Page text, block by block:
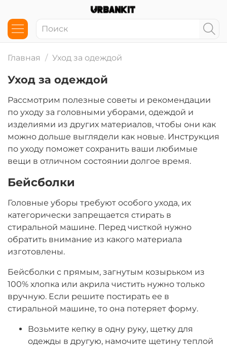
Главная Уход за одеждой
Уход за одеждой
Рассмотрим полезные советы и рекомендации
по уходу за головными уборами, одеждой и
изделиями из других материалов, чтобы они как
можно дольше выглядели как новые. Инструкция
по уходу поможет сохранить ваши любимые
вещи в отличном состоянии долгое время.
Бейсболки
Головные уборы требуют особого ухода, их
категорически запрещается стирать в
стиральной машине. Перед чисткой нужно
обратить внимание из какого материала
изготовлены.
Бейсболки с прямым, загнутым козырьком из
100% хлопка или акрила чистить нужно только
вручную. Если решите постирать ее в
стиральной машине, то она потеряет форму.
Возьмите кепку в одну руку, щетку для
одежды в другую, намочите щетину теплой